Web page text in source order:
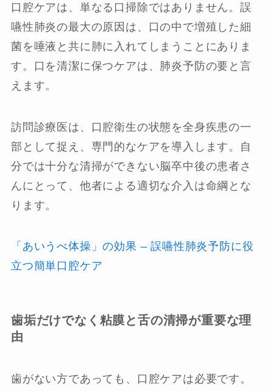
口腔ケアは、単なる口掃除ではありません。誤
嚥性肺炎の最大の原因は、口の中で増殖した細
菌を唾液と共に肺に入れてしまうことにありま
す。口を清潔に保つケアは、肺炎予防の要と言
えます。
訪問診療医は、口腔衛生の状態を全身疾患の一
部として捉え、専門的なケアを導入します。自
分では十分な清掃ができない脳卒中後の患者さ
んにとって、他者による適切な介入は命綱とな
ります。
「あいうべ体操」の効果 – 誤嚥性肺炎予防に役
立つ簡単口腔ケア
歯垢だけでなく粘膜と舌の清掃が重要な理
由
歯がない方であっても、口腔ケアは必要です。